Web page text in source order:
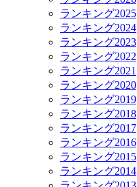
ランキング2025
ランキング2024
ランキング2023
ランキング2022
ランキング2021
ランキング2020
ランキング2019
ランキング2018
ランキング2017
ランキング2016
ランキング2015
ランキング2014